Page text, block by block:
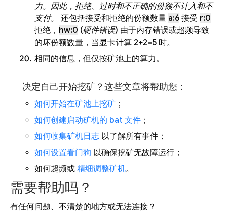
力。因此，拒绝、过时和不正确的份额不计入和不
支付。
还包括接受和拒绝的份额数量 a:6 接受 r:0
拒绝， hw:0 (硬件错误) 由于内存错误或超频导致
的坏份额数量，当显卡计算 2+2=5 时。
相同的信息，但仅按矿池上的算力。
决定自己开始挖矿？这些文章将帮助您：
如何开始在矿池上挖矿 ；
如何创建启动矿机的 bat 文件 ；
如何收集矿机日志 以了解所有事件；
如何设置看门狗 以确保挖矿无故障运行；
如何超频或 精细调整矿机。
需要帮助吗？
有任何问题、不清楚的地方或无法连接？